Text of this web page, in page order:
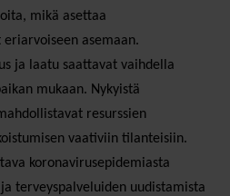
mikä asettaa
asemaan.
ja laatu saattavat vaihdella
mukaan. Nykyistä
resurssien
vaativiin tilanteisiin.
koronavirusepidemiasta
terveyspalveluiden uudistamista